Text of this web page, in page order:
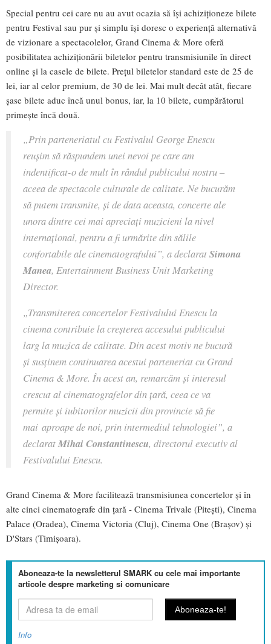
Special pentru cei care nu au avut ocazia să îşi achiziţioneze bilete
pentru Festival sau pur şi simplu îşi doresc o experienţă alternativă
de vizionare a spectacolelor, Grand Cinema & More oferă
posibilitatea achiziționării biletelor pentru transmisiunile în direct
online și la casele de bilete. Prețul biletelor standard este de 25 de
lei, iar al celor premium, de 30 de lei. Mai mult decât atât, fiecare
șase bilete aduc încă unul bonus, iar, la 10 bilete, cumpărătorul
primește încă două.
„Prin parteneriatul cu Festivalul George Enescu
reușim să răspundem unei nevoi pe care am
indentificat-o de mult în rândul publicului nostru –
aceea de spectacole culturale de calitate. Ne bucurăm
să putem transmite, și de data aceasta, concerte ale
unora dintre cei mai apreciați muzicieni la nivel
internațional, pentru a fi urmărite din sălile
confortabile ale cinematografului”, a declaratSimona
Manea, Entertainment Business Unit Marketing
Director.
„Transmiterea concertelor Festivalului Enescu la
cinema contribuie la creșterea accesului publicului
larg la muzica de calitate. Din acest motiv ne bucură
și susținem continuarea acestui parteneriat cu Grand
Cinema & More. În acest an, remarcăm și interesul
crescut al cinematografelor din țară, ceea ce va
permite și iubitorilor muzicii din provincie să fie
mai aproape de noi, prin intermediul tehnologiei”, a
declaratMihai Constantinescu, directorul executiv al
Festivalului Enescu.
Grand Cinema & More facilitează transmisiunea concertelor și în
alte cinci cinematografe din țară - Cinema Trivale (Pitești), Cinema
Palace (Oradea), Cinema Victoria (Cluj), Cinema One (Brașov) și
D'Stars (Timișoara).
Aboneaza-te la newsletterul SMARK cu cele mai importante
articole despre marketing si comunicare
Info